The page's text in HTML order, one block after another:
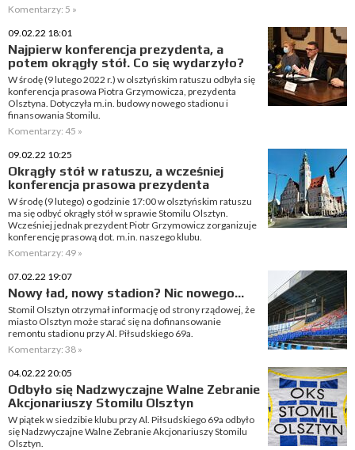
Komentarzy: 5 »
09.02.22 18:01
Najpierw konferencja prezydenta, a
potem okrągły stół. Co się wydarzyło?
W środę (9 lutego 2022 r.) w olsztyńskim ratuszu odbyła się
konferencja prasowa Piotra Grzymowicza, prezydenta
Olsztyna. Dotyczyła m.in. budowy nowego stadionu i
finansowania Stomilu.
Komentarzy: 45 »
09.02.22 10:25
Okrągły stół w ratuszu, a wcześniej
konferencja prasowa prezydenta
W środę (9 lutego) o godzinie 17:00 w olsztyńskim ratuszu
ma się odbyć okrągły stół w sprawie Stomilu Olsztyn.
Wcześniej jednak prezydent Piotr Grzymowicz zorganizuje
konferencję prasową dot. m.in. naszego klubu.
Komentarzy: 49 »
07.02.22 19:07
Nowy ład, nowy stadion? Nic nowego…
Stomil Olsztyn otrzymał informację od strony rządowej, że
miasto Olsztyn może starać się na dofinansowanie
remontu stadionu przy Al. Piłsudskiego 69a.
Komentarzy: 38 »
04.02.22 20:05
Odbyło się Nadzwyczajne Walne Zebranie
Akcjonariuszy Stomilu Olsztyn
W piątek w siedzibie klubu przy Al. Piłsudskiego 69a odbyło
się Nadzwyczajne Walne Zebranie Akcjonariuszy Stomilu
Olsztyn.